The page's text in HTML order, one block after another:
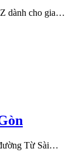
dành cho gia…
Từ Sài…